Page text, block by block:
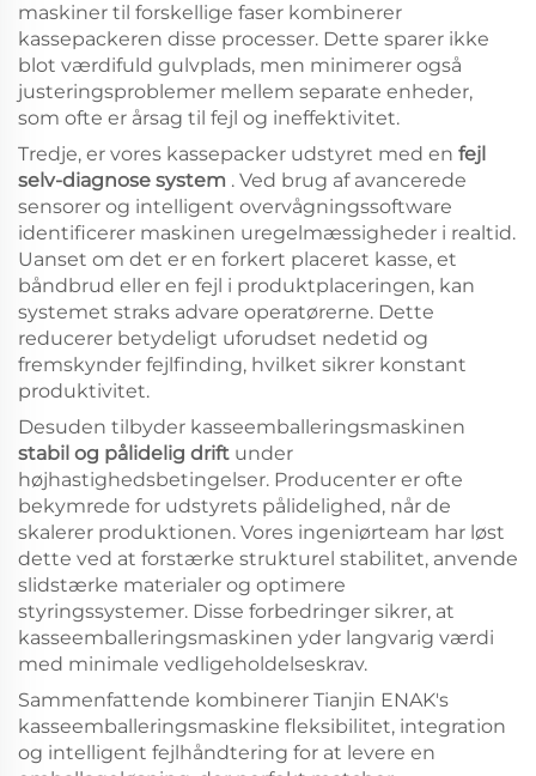
maskiner til forskellige faser kombinerer
kassepackeren disse processer. Dette sparer ikke
blot værdifuld gulvplads, men minimerer også
justeringsproblemer mellem separate enheder,
som ofte er årsag til fejl og ineffektivitet.
Tredje, er vores kassepacker udstyret med en fejl
selv-diagnose system . Ved brug af avancerede
sensorer og intelligent overvågningssoftware
identificerer maskinen uregelmæssigheder i realtid.
Uanset om det er en forkert placeret kasse, et
båndbrud eller en fejl i produktplaceringen, kan
systemet straks advare operatørerne. Dette
reducerer betydeligt uforudset nedetid og
fremskynder fejlfinding, hvilket sikrer konstant
produktivitet.
Desuden tilbyder kasseemballeringsmaskinen
stabil og pålidelig drift under
højhastighedsbetingelser. Producenter er ofte
bekymrede for udstyrets pålidelighed, når de
skalerer produktionen. Vores ingeniørteam har løst
dette ved at forstærke strukturel stabilitet, anvende
slidstærke materialer og optimere
styringssystemer. Disse forbedringer sikrer, at
kasseemballeringsmaskinen yder langvarig værdi
med minimale vedligeholdelseskrav.
Sammenfattende kombinerer Tianjin ENAK's
kasseemballeringsmaskine fleksibilitet, integration
og intelligent fejlhåndtering for at levere en